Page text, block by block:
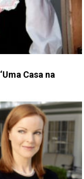
Casa na